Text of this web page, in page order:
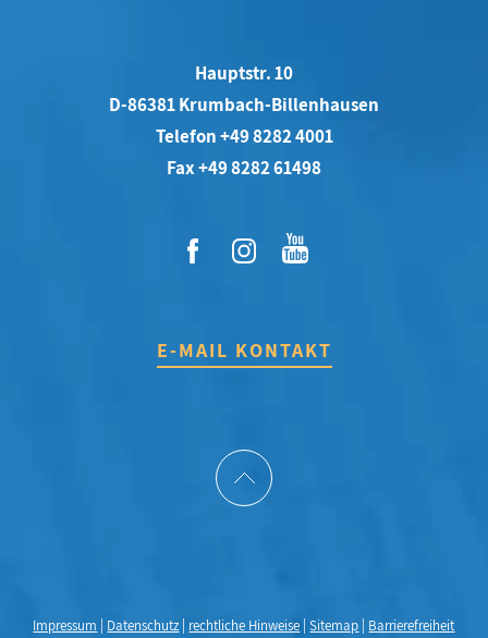
Hauptstr. 10
D-86381 Krumbach-Billenhausen
Telefon +49 8282 4001
Fax +49 8282 61498
E-MAIL KONTAKT
Impressum Datenschutz rechtliche Hinweise |Sitemap Barrierefreiheit